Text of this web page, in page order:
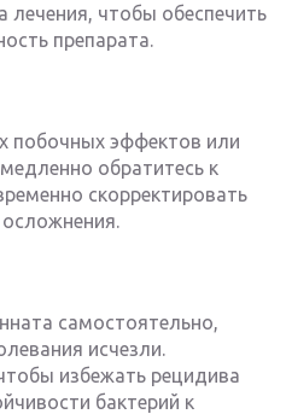
лечения, чтобы обеспечить
препарата.
побочных эффектов или
обратитесь к
скорректировать
самостоятельно,
исчезли.
избежать рецидива
бактерий к